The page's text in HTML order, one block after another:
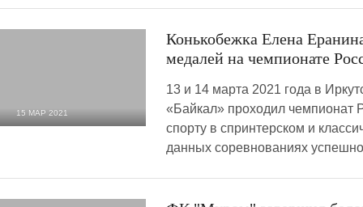
15 МАР 2021
Конькобежка Елена
медалей на чемпионате
13 и 14 марта 2021 года в
«Байкал» проходил чемпионат
спорту в спринтерском и
данных соревнованиях